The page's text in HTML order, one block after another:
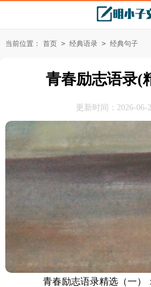
当前位置： 首页 > 经典语录 > 经典句子
青春励志语录(
更新时间：2026-06-
青春励志语录精选（一）：